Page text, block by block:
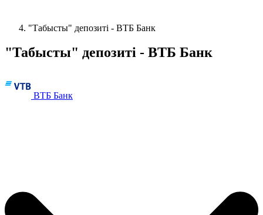
"Табысты" депозиті - ВТБ Банк
"Табысты" депозиті - ВТБ Банк
ВТБ Банк